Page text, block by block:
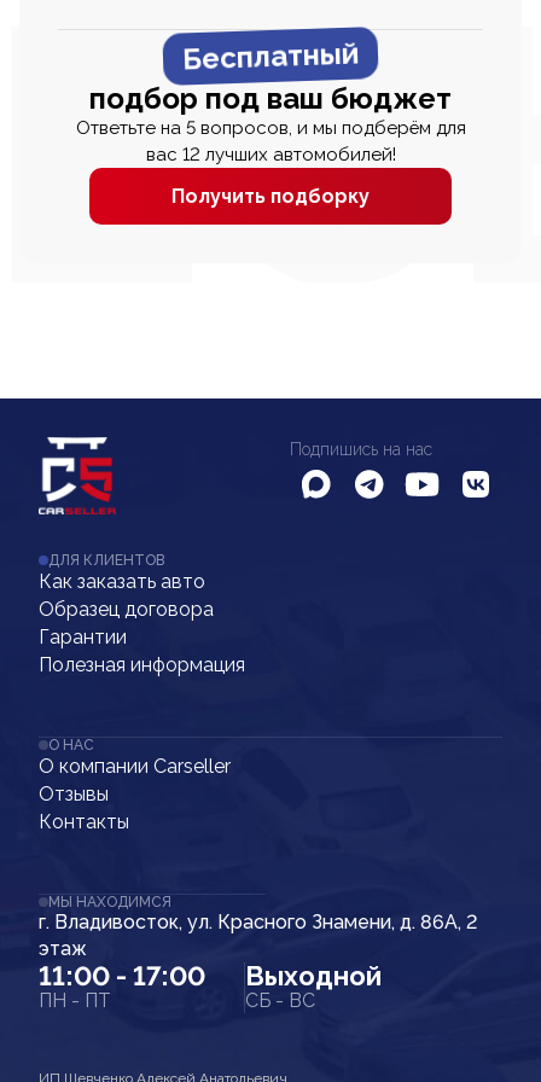
Бесплатный
подбор под ваш бюджет
Ответьте на 5 вопросов, и мы подберём для
вас 12 лучших автомобилей!
Получить подборку
Подпишись на нас
ДЛЯ КЛИЕНТОВ
Как заказать авто
Образец договора
Гарантии
Полезная информация
О НАС
О компании Carseller
Отзывы
Контакты
МЫ НАХОДИМСЯ
г. Владивосток, ул. Красного Знамени, д. 86А, 2
этаж
11:00 - 17:00
ПН - ПТ
Выходной
СБ - ВС
ИП Шевченко Алексей Анатольевич